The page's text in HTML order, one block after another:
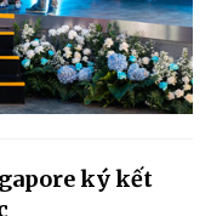
ký kết